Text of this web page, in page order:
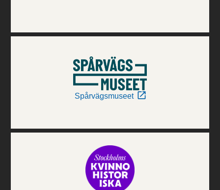
Spårvägsmuseet